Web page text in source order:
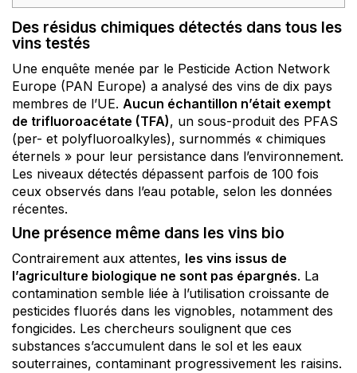
Des résidus chimiques détectés dans tous les
vins testés
Une enquête menée par le Pesticide Action Network
Europe (PAN Europe) a analysé des vins de dix pays
membres de l’UE. Aucun échantillon n’était exempt
de trifluoroacétate (TFA), un sous-produit des PFAS
(per- et polyfluoroalkyles), surnommés « chimiques
éternels » pour leur persistance dans l’environnement.
Les niveaux détectés dépassent parfois de 100 fois
ceux observés dans l’eau potable, selon les données
récentes.
Une présence même dans les vins bio
Contrairement aux attentes, les vins issus de
l’agriculture biologique ne sont pas épargnés. La
contamination semble liée à l’utilisation croissante de
pesticides fluorés dans les vignobles, notamment des
fongicides. Les chercheurs soulignent que ces
substances s’accumulent dans le sol et les eaux
souterraines, contaminant progressivement les raisins.